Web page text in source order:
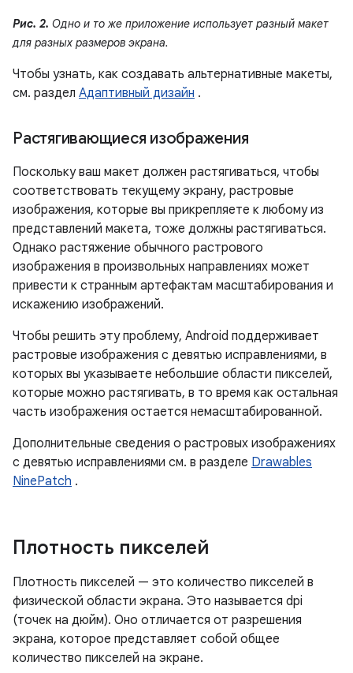
Рис. 2. Одно и то же приложение использует разный макет
для разных размеров экрана.
Чтобы узнать, как создавать альтернативные макеты,
см. раздел Адаптивный дизайн .
Растягивающиеся изображения
Поскольку ваш макет должен растягиваться, чтобы
соответствовать текущему экрану, растровые
изображения, которые вы прикрепляете к любому из
представлений макета, тоже должны растягиваться.
Однако растяжение обычного растрового
изображения в произвольных направлениях может
привести к странным артефактам масштабирования и
искажению изображений.
Чтобы решить эту проблему, Android поддерживает
растровые изображения с девятью исправлениями, в
которых вы указываете небольшие области пикселей,
которые можно растягивать, в то время как остальная
часть изображения остается немасштабированной.
Дополнительные сведения о растровых изображениях
с девятью исправлениями см. в разделе Drawables
NinePatch .
Плотность пикселей
Плотность пикселей — это количество пикселей в
физической области экрана. Это называется dpi
(точек на дюйм). Оно отличается от разрешения
экрана, которое представляет собой общее
количество пикселей на экране.